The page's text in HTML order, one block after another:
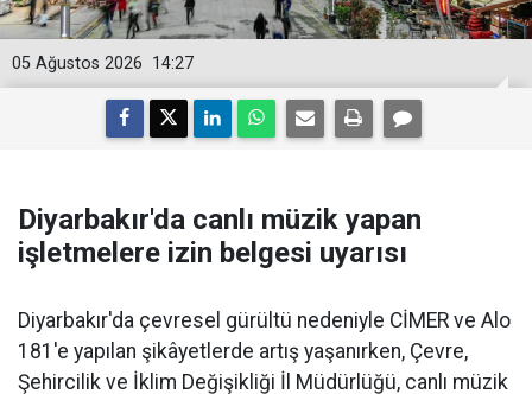
14:27
05 Ağustos 2026
Diyarbakır'da canlı müzik yapan
işletmelere izin belgesi uyarısı
Diyarbakır'da çevresel gürültü nedeniyle CİMER ve Alo
181'e yapılan şikâyetlerde artış yaşanırken, Çevre,
Şehircilik ve İklim Değişikliği İl Müdürlüğü, canlı müzik